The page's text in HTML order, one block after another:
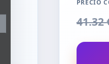
PRECIO
41.32